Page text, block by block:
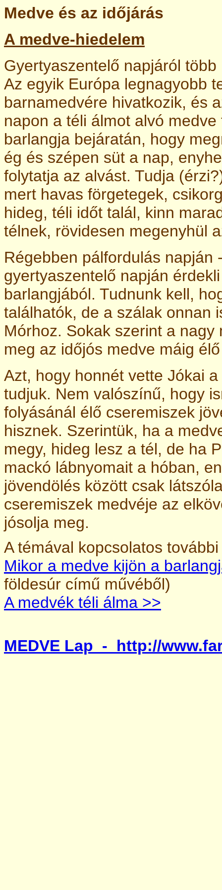
Medve és az időjárás
A medve-hiedelem
Gyertyaszentelő napjáról
Az egyik Európa legnagyobb
barnamedvére hivatkozik, és
napon a téli álmot alvó
barlangja bejáratán, hogy
ég és szépen süt a nap,
folytatja az alvást. Tudja
mert havas förgetegek,
hideg, téli időt talál, kinn
télnek, rövidesen megenyhül
Régebben pálfordulás
gyertyaszentelő napján
barlangjából. Tudnunk kell,
találhatók, de a szálak onnan
Mórhoz. Sokak szerint a
meg az időjós medve máig
Azt, hogy honnét vette Jókai
tudjuk. Nem valószínű, hogy
folyásánál élő cseremiszek
hisznek. Szerintük, ha a
megy, hideg lesz a tél, de ha
mackó lábnyomait a hóban,
jövendölés között csak
cseremiszek medvéje az
jósolja meg.
A témával kopcsolatos
Mikor a medve kijön a
földesúr című művéből)
A medvék téli álma >>
MEDVE Lap - http://